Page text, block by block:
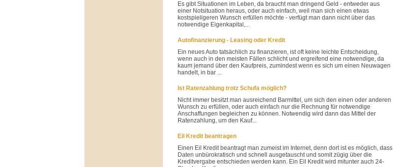
Es gibt Situationen im Leben, da braucht man dringend Geld - entweder aus
einer Notsituation heraus, oder auch einfach, weil man sich einen etwas
kostspieligeren Wunsch erfüllen möchte - verfügt man dann nicht über das
notwendige Eigenkapital,...
Autofinanzierung - Leasing oder Kredit
Ein neues Auto tatsächlich zu finanzieren, ist oft keine leichte Entscheidung,
wenn auch in den meisten Fällen schlicht und ergreifend eine notwendige, da
kaum jemand über den Kaufpreis, zumindest wenn es sich um einen Neuwagen
handelt, in bar ...
Ist Ratenzahlung trotz Schufa möglich?
Nicht immer besitzt man ausreichend Barmittel, um sich den einen oder anderen
Wunsch zu erfüllen, oder auch einfach nur die Rechnung für notwendige
Anschaffungen begleichen zu können. Notwendig wird dann das Mittel der
Ratenzahlung, um den Kauf...
Eil Kredit beantragen
Einen Eil Kredit beantragt man zumeist im Internet, denn dort ist es möglich, dass
Daten unbürokratisch und schnell ausgetauscht und somit zügig über die
Kreditvergabe entschieden werden kann. Ein Eil Kredit wird mitunter auch 24-